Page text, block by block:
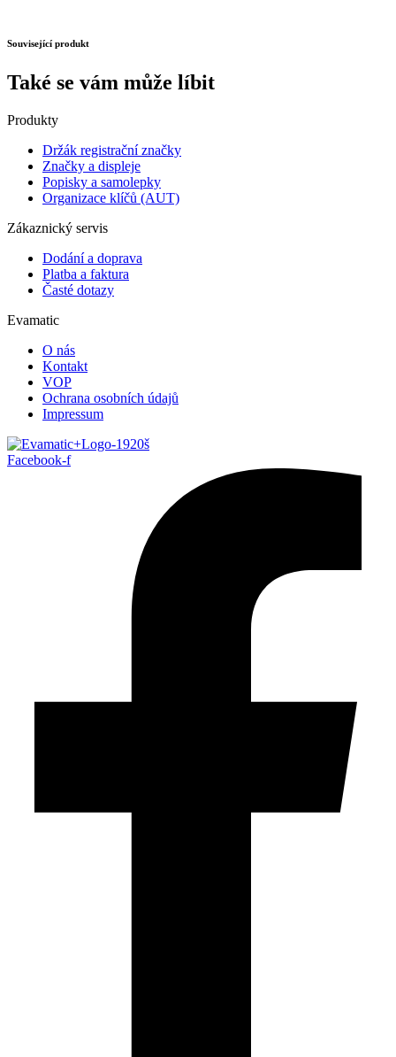
Související produkt
Také se vám může líbit
Produkty
Držák registrační značky
Značky a displeje
Popisky a samolepky
Organizace klíčů (AUT)
Zákaznický servis
Dodání a doprava
Platba a faktura
Časté dotazy
Evamatic
O nás
Kontakt
VOP
Ochrana osobních údajů
Impressum
Facebook-f